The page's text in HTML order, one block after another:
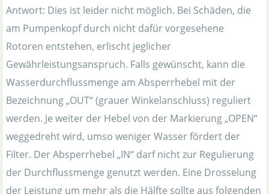
Antwort: Dies ist leider nicht möglich. Bei Schäden, die
am Pumpenkopf durch nicht dafür vorgesehene
Rotoren entstehen, erlischt jeglicher
Gewährleistungsanspruch. Falls gewünscht, kann die
Wasserdurchflussmenge am Absperrhebel mit der
Bezeichnung „OUT“ (grauer Winkelanschluss) reguliert
werden. Je weiter der Hebel von der Markierung „OPEN“
weggedreht wird, umso weniger Wasser fördert der
Filter. Der Absperrhebel „IN“ darf nicht zur Regulierung
der Durchflussmenge genutzt werden. Eine Drosselung
der Leistung um mehr als die Hälfte sollte aus folgenden